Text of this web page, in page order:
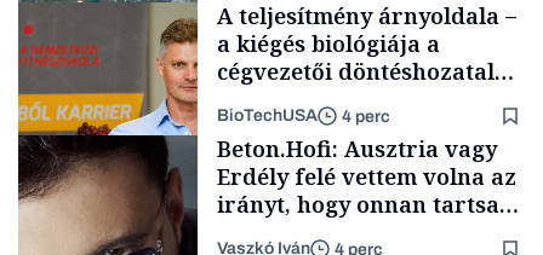
Energia
A teljesítmény árnyoldala –
a kiégés biológiája a
cégvezetői döntéshozatal
BioTechUSA 4 perc
Beton.Hofi: Ausztria vagy
Erdély felé vettem volna az
irányt, hogy onnan tartsam
lélegeztetőgépen a magyar
Vaszkó Iván 4 perc